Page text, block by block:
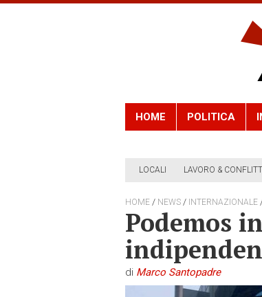
HOME POLITICA
LOCALI LAVORO &
HOME / NEWS / INTERNAZIONALE
Podemos
di Marco Santopadre